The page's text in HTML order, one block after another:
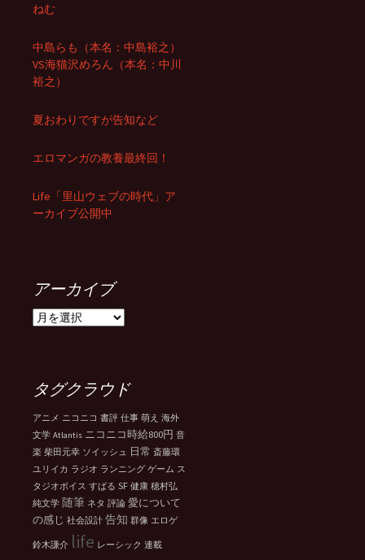
ねむ
中島らも（本名：中島裕之）
VS海猫沢めろん（本名：中川
裕之）
夏おわりですが告知など
エロマンガの教養最終回！
Life「里山ウェブの時代」ア
ーカイブ公開中
アーカイブ
ア
ブ
タグクラウド
アニメ ニコニコ 書評 仕事 萌え 海外
文学 Atlantis ニコニコ時給800円 音
楽 柴田元幸 ソイッシュ 日常 斎藤環
ユリイカ ラジオ ランニング ゲーム ス
タジオボイス すばる SF 健康 穂村弘
純文学 随筆 ネタ 評論 愛について
の感じ 社会設計 告知 群像 エロゲ
鈴木謙介 life レーシック 連載